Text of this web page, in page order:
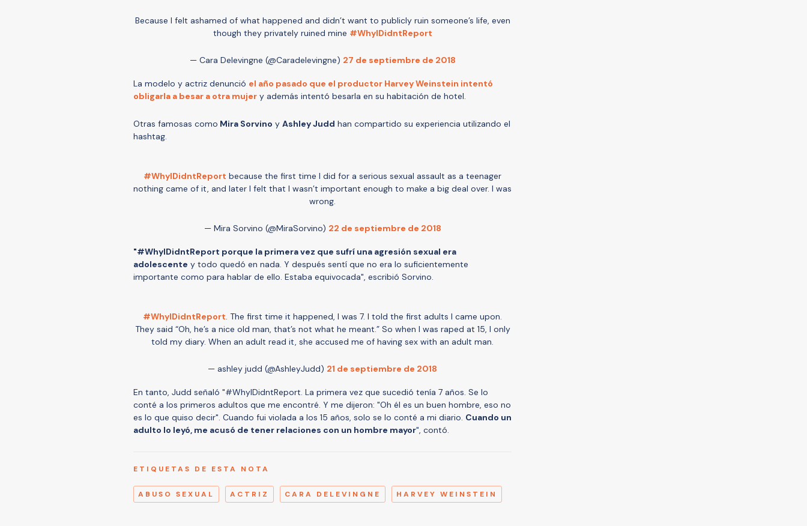
Because I felt ashamed of what happened and didn’t want to publicly ruin someone’s life, even
though they privately ruined mine #WhyIDidntReport
— Cara Delevingne (@Caradelevingne) 27 de septiembre de 2018
La modelo y actriz denunció el año pasado que el productor Harvey Weinstein intentó
obligarla a besar a otra mujer y además intentó besarla en su habitación de hotel.
Otras famosas como Mira Sorvino y Ashley Judd han compartido su experiencia utilizando el
hashtag.
#WhyIDidntReport because the first time I did for a serious sexual assault as a teenager
nothing came of it, and later I felt that I wasn’t important enough to make a big deal over. I was
wrong.
— Mira Sorvino (@MiraSorvino) 22 de septiembre de 2018
"#WhyIDidntReport porque la primera vez que sufrí una agresión sexual era
adolescente y todo quedó en nada. Y después sentí que no era lo suficientemente
importante como para hablar de ello. Estaba equivocada", escribió Sorvino.
#WhyIDidntReport. The first time it happened, I was 7. I told the first adults I came upon.
They said “Oh, he’s a nice old man, that’s not what he meant.” So when I was raped at 15, I only
told my diary. When an adult read it, she accused me of having sex with an adult man.
— ashley judd (@AshleyJudd) 21 de septiembre de 2018
En tanto, Judd señaló "#WhyIDidntReport. La primera vez que sucedió tenía 7 años. Se lo
conté a los primeros adultos que me encontré. Y me dijeron: "Oh él es un buen hombre, eso no
es lo que quiso decir". Cuando fui violada a los 15 años, solo se lo conté a mi diario. Cuando un
adulto lo leyó, me acusó de tener relaciones con un hombre mayor", contó.
ETIQUETAS DE ESTA NOTA
ABUSO SEXUAL ACTRIZ CARA DELEVINGNE HARVEY WEINSTEIN